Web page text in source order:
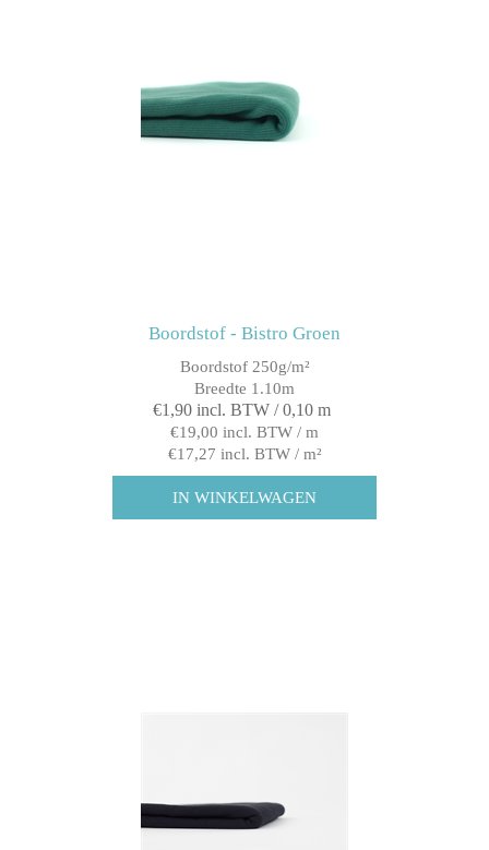
Boordstof - Bistro Groen
Boordstof 250g/m²
Breedte 1.10m
€1,90 incl. BTW / 0,10 m
€19,00 incl. BTW / m
€17,27 incl. BTW / m²